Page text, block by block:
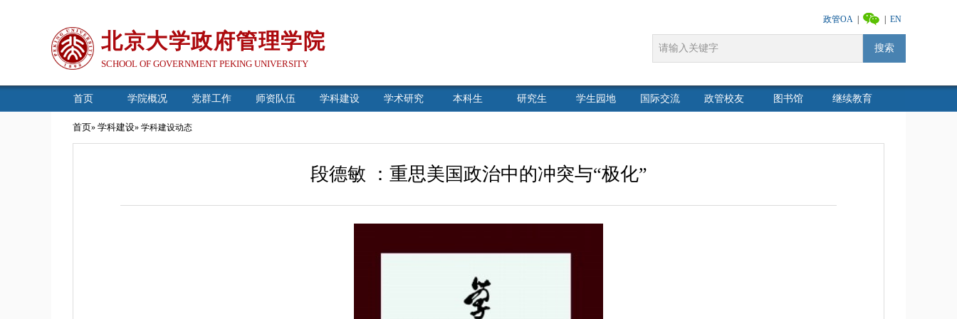
北京大学政府管理学院
SCHOOL OF GOVERNMENT PEKING UNIVERSITY
政管OA EN
搜索
首页 学院概况 党群工作 师资队伍 学科建设 学术研究 本科生 研究生 学生园地 国际交流 政管校友 图书馆 继续教育
首页» 学科建设» 学科建设动态
段德敏 ：重思美国政治中的冲突与“极化”